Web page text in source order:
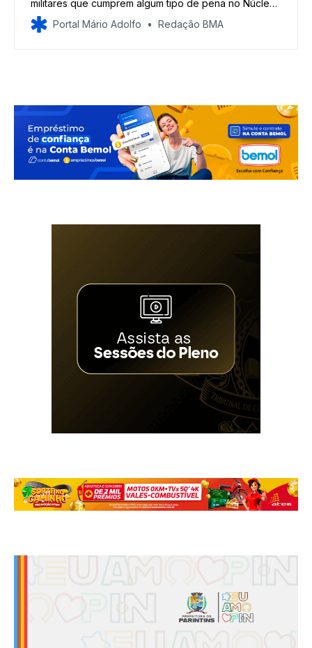
militares que cumprem algum tipo de pena no Núcleo
Prisional da corporação não estavam no local
Portal Mário Adolfo Redação BMA